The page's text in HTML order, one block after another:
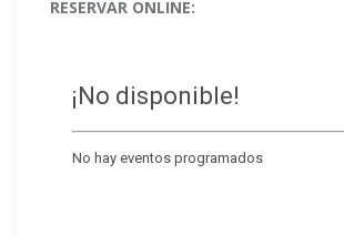
RESERVAR ONLINE: